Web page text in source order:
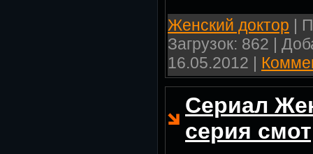
Женский доктор |
Загрузок: 862 |
16.05.2012 |
Сериал
серия